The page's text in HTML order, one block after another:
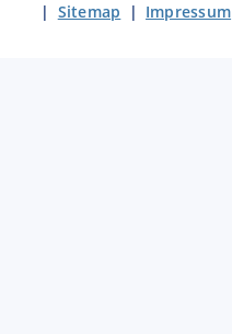
| Sitemap | Impressum